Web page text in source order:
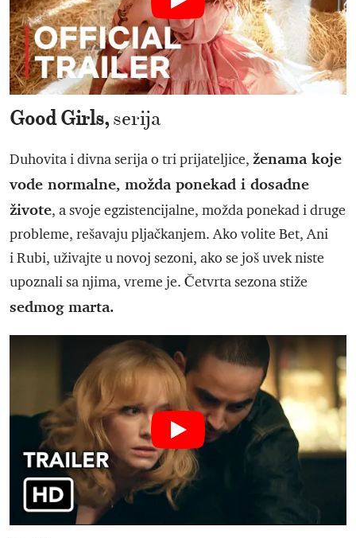
Good Girls,serija
Duhovita i divna serija o tri prijateljice, ženama koje
vode normalne, možda ponekad i dosadne
živote, a svoje egzistencijalne, možda ponekad i druge
probleme, rešavaju pljačkanjem. Ako volite Bet, Ani
i Rubi, uživajte u novoj sezoni, ako se još uvek niste
upoznali sa njima, vreme je. Četvrta sezona stiže
sedmog marta.